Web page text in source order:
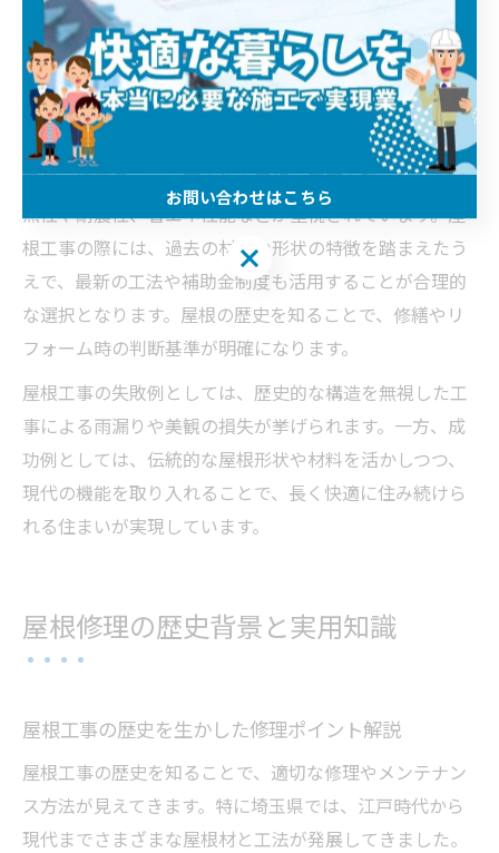
素材や形状の多様化が進み、明治以降は西洋建築の影響
で金属屋根やスレートなど新しい材料が登場しました。
屋根工事は、時代ごとの建築技術や生活様式に合わせて
進化してきました。
現代の埼玉県では、歴史的な屋根の意匠を残しつつ、断
熱性や耐震性、省エネ性能などが重視されています。屋
根工事の際には、過去の材料や形状の特徴を踏まえたう
えで、最新の工法や補助金制度も活用することが合理的
な選択となります。屋根の歴史を知ることで、修繕やリ
フォーム時の判断基準が明確になります。
屋根工事の失敗例としては、歴史的な構造を無視した工
事による雨漏りや美観の損失が挙げられます。一方、成
功例としては、伝統的な屋根形状や材料を活かしつつ、
現代の機能を取り入れることで、長く快適に住み続けら
れる住まいが実現しています。
屋根修理の歴史背景と実用知識
屋根工事の歴史を生かした修理ポイント解説
屋根工事の歴史を知ることで、適切な修理やメンテナン
ス方法が見えてきます。特に埼玉県では、江戸時代から
現代までさまざまな屋根材と工法が発展してきました。
お問い合わせはこちら
お問い合わせはこちら